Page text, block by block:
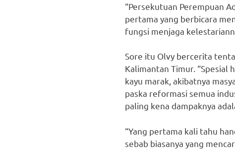
“Persekutuan Perempuan
pertama yang berbicara
fungsi menjaga
Sore itu Olvy bercerita
Kalimantan Timur. “Spesial
kayu marak, akibatnya
paska reformasi semua
paling kena dampaknya
“Yang pertama kali tahu
sebab biasanya yang